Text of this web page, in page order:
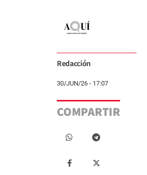
Redacción
30/JUN/26 - 17:07
COMPARTIR